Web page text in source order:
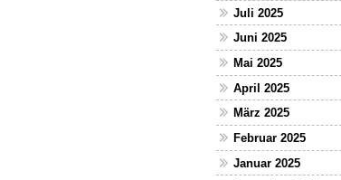
Juli 2025
Juni 2025
Mai 2025
April 2025
März 2025
Februar 2025
Januar 2025